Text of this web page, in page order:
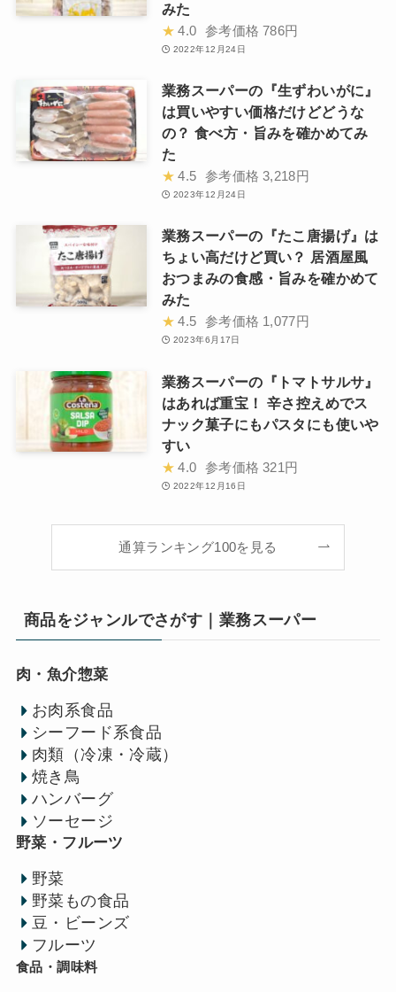
みた
★ 4.0 参考価格 786円
2022年12月24日
業務スーパーの『生ずわいがに』
は買いやすい価格だけどどうな
の？ 食べ方・旨みを確かめてみ
た
★ 4.5 参考価格 3,218円
2023年12月24日
業務スーパーの『たこ唐揚げ』は
ちょい高だけど買い？ 居酒屋風
おつまみの食感・旨みを確かめて
みた
★ 4.5 参考価格 1,077円
2023年6月17日
業務スーパーの『トマトサルサ』
はあれば重宝！ 辛さ控えめでス
ナック菓子にもパスタにも使いや
すい
★ 4.0 参考価格 321円
2022年12月16日
通算ランキング100を見る
商品をジャンルでさがす｜業務スーパー
肉・魚介惣菜
お肉系食品
シーフード系食品
肉類（冷凍・冷蔵）
焼き鳥
ハンバーグ
ソーセージ
野菜・フルーツ
野菜
野菜もの食品
豆・ビーンズ
フルーツ
食品・調味料